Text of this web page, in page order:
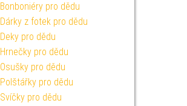
Bonboniéry pro dědu
Dárky z fotek pro dědu
Deky pro dědu
Hrnečky pro dědu
Osušky pro dědu
Polštářky pro dědu
Svíčky pro dědu